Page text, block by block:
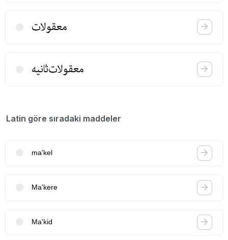
معقولات
معقولات‌ثانیه
Latin göre sıradaki maddeler
ma'kel
Ma'kere
Ma'kid